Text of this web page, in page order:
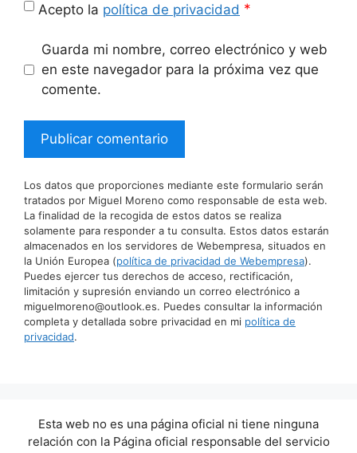
Acepto la política de privacidad *
Guarda mi nombre, correo electrónico y web
en este navegador para la próxima vez que
comente.
Los datos que proporciones mediante este formulario serán
tratados por Miguel Moreno como responsable de esta web.
La finalidad de la recogida de estos datos se realiza
solamente para responder a tu consulta. Estos datos estarán
almacenados en los servidores de Webempresa, situados en
la Unión Europea (política de privacidad de Webempresa).
Puedes ejercer tus derechos de acceso, rectificación,
limitación y supresión enviando un correo electrónico a
miguelmoreno@outlook.es. Puedes consultar la información
completa y detallada sobre privacidad en mi política de
privacidad.
Esta web no es una página oficial ni tiene ninguna
relación con la Página oficial responsable del servicio